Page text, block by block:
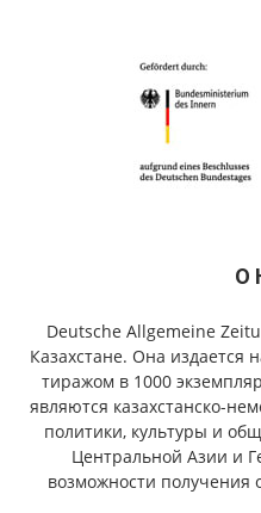
О
Deutsche Allgemeine
Казахстане. Она издается
тиражом в 1000
являются казахстанско-
политики, культуры и
Центральной Азии и
возможности получения